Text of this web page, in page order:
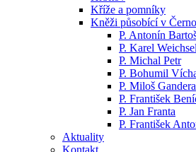
Kříže a pomníky
Kněži působící v
P. Antonín
P. Karel Weichsel
P. Michal Petr
P. Bohumil
P. Miloš Gandera
P. František
P. Jan Franta
P. František
Aktuality
Kontakt